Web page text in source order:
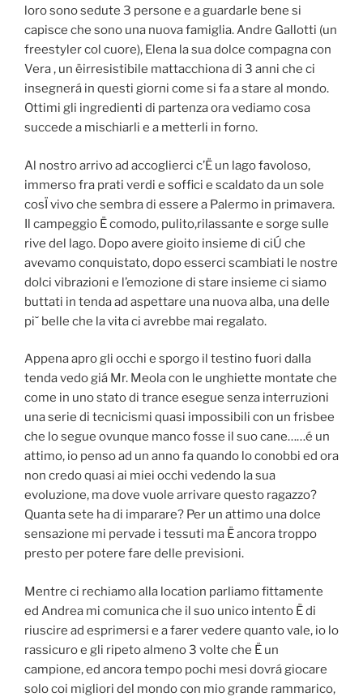
loro sono sedute 3 persone e a guardarle bene si
capisce che sono una nuova famiglia. Andre Gallotti (un
freestyler col cuore), Elena la sua dolce compagna con
Vera , un ëirresistibile mattacchiona di 3 anni che ci
insegnerá in questi giorni come si fa a stare al mondo.
Ottimi gli ingredienti di partenza ora vediamo cosa
succede a mischiarli e a metterli in forno.
Al nostro arrivo ad accoglierci c’Ë un lago favoloso,
immerso fra prati verdi e soffici e scaldato da un sole
cosÏ vivo che sembra di essere a Palermo in primavera.
Il campeggio Ë comodo, pulito,rilassante e sorge sulle
rive del lago. Dopo avere gioito insieme di ciÚ che
avevamo conquistato, dopo esserci scambiati le nostre
dolci vibrazioni e l’emozione di stare insieme ci siamo
buttati in tenda ad aspettare una nuova alba, una delle
pi˘ belle che la vita ci avrebbe mai regalato.
Appena apro gli occhi e sporgo il testino fuori dalla
tenda vedo giá Mr. Meola con le unghiette montate che
come in uno stato di trance esegue senza interruzioni
una serie di tecnicismi quasi impossibili con un frisbee
che lo segue ovunque manco fosse il suo cane……é un
attimo, io penso ad un anno fa quando lo conobbi ed ora
non credo quasi ai miei occhi vedendo la sua
evoluzione, ma dove vuole arrivare questo ragazzo?
Quanta sete ha di imparare? Per un attimo una dolce
sensazione mi pervade i tessuti ma Ë ancora troppo
presto per potere fare delle previsioni.
Mentre ci rechiamo alla location parliamo fittamente
ed Andrea mi comunica che il suo unico intento Ë di
riuscire ad esprimersi e a farer vedere quanto vale, io lo
rassicuro e gli ripeto almeno 3 volte che Ë un
campione, ed ancora tempo pochi mesi dovrá giocare
solo coi migliori del mondo con mio grande rammarico,